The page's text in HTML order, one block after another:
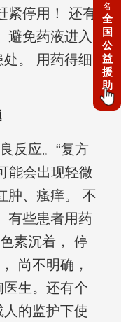
紧停用！ 还有
避免药液进入
。 用药得细
反应。“复方
能会出现轻微
肿、瘙痒。 不
有些患者用药
素沉着， 停
尚不明确，
生。还有个
的监护下使
名
全
国
公
益
援
助